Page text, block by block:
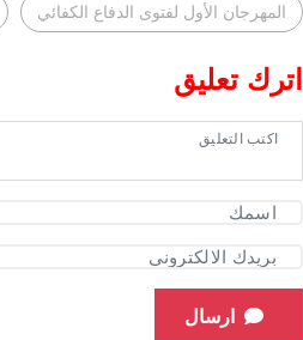
المهرجان الأول لفتوى الدفاع الكفائي
اترك تعليق
ارسال